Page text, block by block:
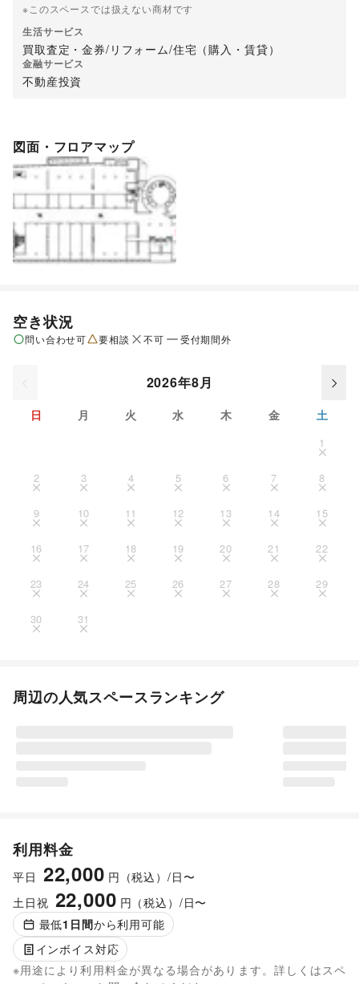
※このスペースでは扱えない商材です
生活サービス
買取査定・金券/ リフォーム/住宅（購入・賃貸）
金融サービス
不動産投資
図面・フロアマップ
空き状況
問い合わせ可 要相談 不可 受付期間外
2026年8月
日 月 火 水 木 金 土
1
2 3 4 5 6 7 8
9 10 11 12 13 14 15
16 17 18 19 20 21 22
23 24 25 26 27 28 29
30 31
周辺の人気スペースランキング
利用料金
平日 22,000 円（税込）/日〜
土日祝 22,000 円（税込）/日〜
最低1 日間から利用可能
インボイス対応
※用途により利用料金が異なる場合があります。詳しくはスペ